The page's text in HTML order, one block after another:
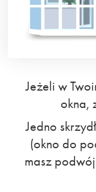
Jeżeli w
okna,
Jedno
(okno do
masz